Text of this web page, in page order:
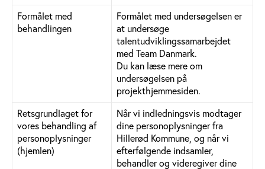
Formålet med
behandlingen
Formålet med undersøgelsen er
at undersøge
talentudviklingssamarbejdet
med Team Danmark.
Du kan læse mere om
undersøgelsen på
projekthjemmesiden.
Retsgrundlaget for
vores behandling af
personoplysninger
(hjemlen)
Når vi indledningsvis modtager
dine personoplysninger fra
Hillerød Kommune, og når vi
efterfølgende indsamler,
behandler og videregiver dine